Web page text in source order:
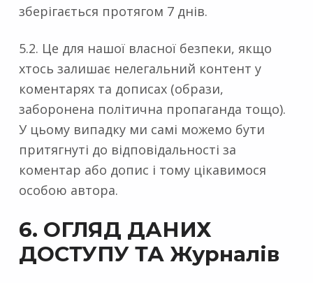
зберігається протягом 7 днів.
5.2. Це для нашої власної безпеки, якщо
хтось залишає нелегальний контент у
коментарях та дописах (образи,
заборонена політична пропаганда тощо).
У цьому випадку ми самі можемо бути
притягнуті до відповідальності за
коментар або допис і тому цікавимося
особою автора.
6. ОГЛЯД ДАНИХ
ДОСТУПУ ТА Журналів